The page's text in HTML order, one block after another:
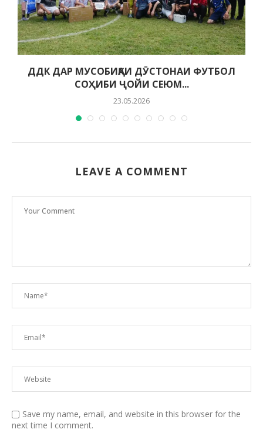
ДДК ДАР МУСОБИҚАИ ДӮСТОНАИ ФУТБОЛ
СОҲИБИ ҶОЙИ СЕЮМ...
23.05.2026
LEAVE A COMMENT
Save my name, email, and website in this browser for the
next time I comment.